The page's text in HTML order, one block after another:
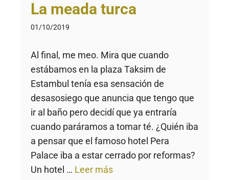
La meada turca
01/10/2019
Al final, me meo. Mira que cuando
estábamos en la plaza Taksim de
Estambul tenía esa sensación de
desasosiego que anuncia que tengo que
ir al baño pero decidí que ya entraría
cuando paráramos a tomar té. ¿Quién iba
a pensar que el famoso hotel Pera
Palace iba a estar cerrado por reformas?
Un hotel … Leer más